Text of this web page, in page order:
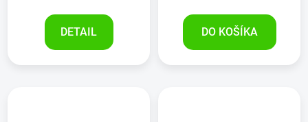
DETAIL DO KOŠÍKA